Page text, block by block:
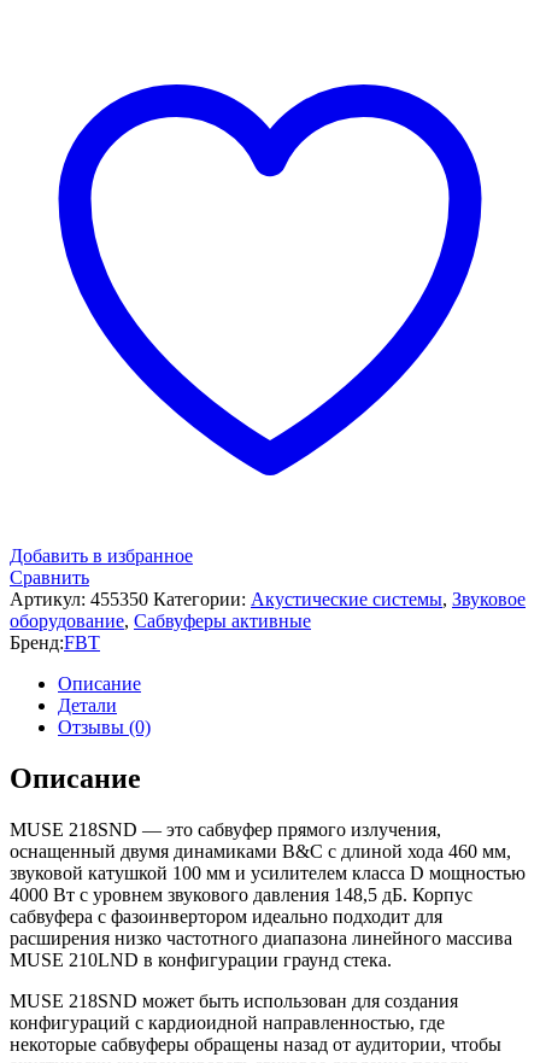
Добавить в избранное
Сравнить
Артикул: 455350 Категории: Акустические системы, Звуковое
оборудование, Сабвуферы активные
Бренд:FBT
Описание
Детали
Отзывы (0)
Описание
MUSE 218SND — это сабвуфер прямого излучения,
оснащенный двумя динамиками B&C с длиной хода 460 мм,
звуковой катушкой 100 мм и усилителем класса D мощностью
4000 Вт с уровнем звукового давления 148,5 дБ. Корпус
сабвуфера с фазоинвертором идеально подходит для
расширения низко частотного диапазона линейного массива
MUSE 210LND в конфигурации граунд стека.
MUSE 218SND может быть использован для создания
конфигураций с кардиоидной направленностью, где
некоторые сабвуферы обращены назад от аудитории, чтобы